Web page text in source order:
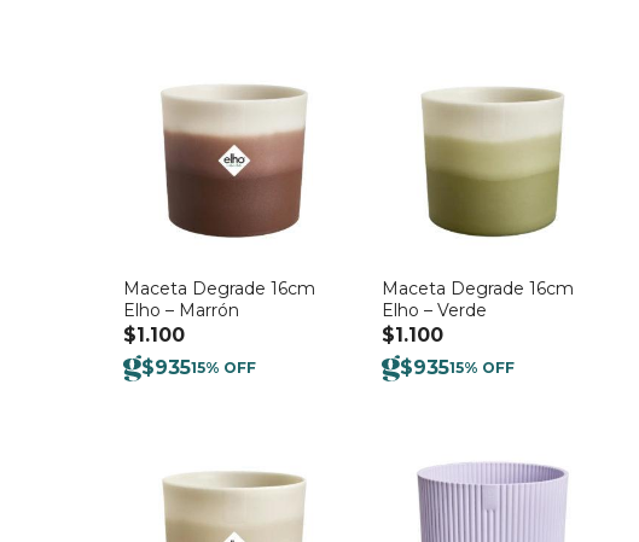
Maceta Degrade 16cm
Elho – Marrón
$1.100
$93515% OFF
Maceta Degrade 16cm
Elho – Verde
$1.100
$93515% OFF